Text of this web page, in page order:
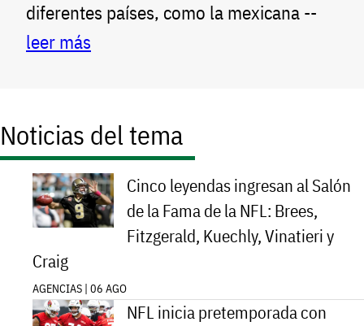
diferentes países, como la mexicana --
leer más
Noticias del tema
Cinco leyendas ingresan al Salón
de la Fama de la NFL: Brees,
Fitzgerald, Kuechly, Vinatieri y
Craig
AGENCIAS | 06 AGO
NFL inicia pretemporada con